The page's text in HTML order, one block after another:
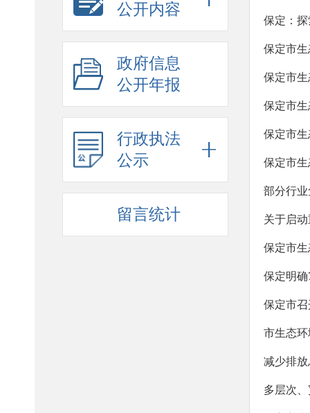
公开内容
政府信息
公开年报
行政执法
公示
留言统计
保定：
保定市
保定市
保定市
保定市
保定市
部分行
关于启
保定市
保定明
保定市
市生态
多层次